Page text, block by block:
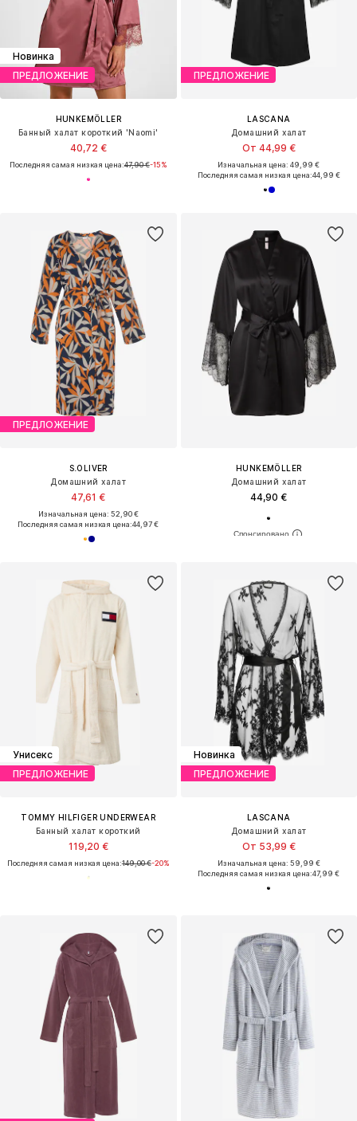
Новинка
ПРЕДЛОЖЕНИЕ
HUNKEMÖLLER
Банный халат короткий 'Naomi'
40,72 €
Последняя самая низкая цена:47,90 €-15%
ПРЕДЛОЖЕНИЕ
LASCANA
Домашний халат
От 44,99 €
Изначальная цена: 49,99 €
Последняя самая низкая цена:44,99 €
ПРЕДЛОЖЕНИЕ
S.OLIVER
Домашний халат
47,61 €
Изначальная цена: 52,90 €
Последняя самая низкая цена:44,97 €
HUNKEMÖLLER
Домашний халат
44,90 €
Унисекс
ПРЕДЛОЖЕНИЕ
TOMMY HILFIGER UNDERWEAR
Банный халат короткий
119,20 €
Последняя самая низкая цена:149,00 €-20%
Новинка
ПРЕДЛОЖЕНИЕ
LASCANA
Домашний халат
От 53,99 €
Изначальная цена: 59,99 €
Последняя самая низкая цена:47,99 €